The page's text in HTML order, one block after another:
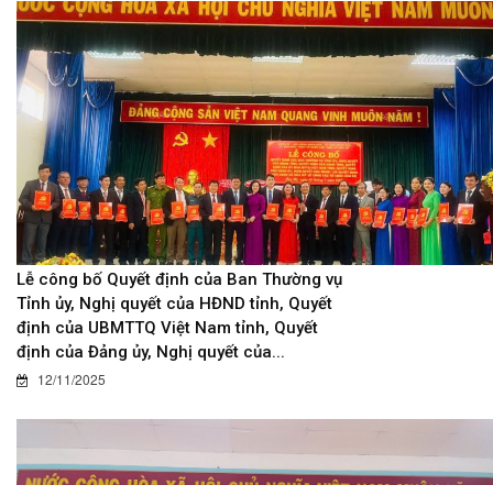
Lễ công bố Quyết định của Ban Thường vụ
Tỉnh ủy, Nghị quyết của HĐND tỉnh, Quyết
định của UBMTTQ Việt Nam tỉnh, Quyết
định của Đảng ủy, Nghị quyết của...
12/11/2025